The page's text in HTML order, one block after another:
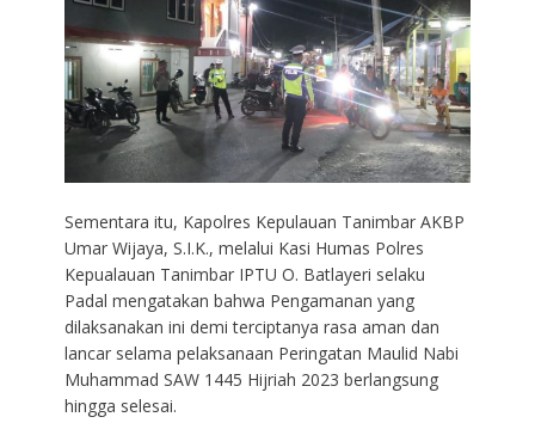
Sementara itu, Kapolres Kepulauan Tanimbar AKBP
Umar Wijaya, S.I.K., melalui Kasi Humas Polres
Kepualauan Tanimbar IPTU O. Batlayeri selaku
Padal mengatakan bahwa Pengamanan yang
dilaksanakan ini demi terciptanya rasa aman dan
lancar selama pelaksanaan Peringatan Maulid Nabi
Muhammad SAW 1445 Hijriah 2023 berlangsung
hingga selesai.